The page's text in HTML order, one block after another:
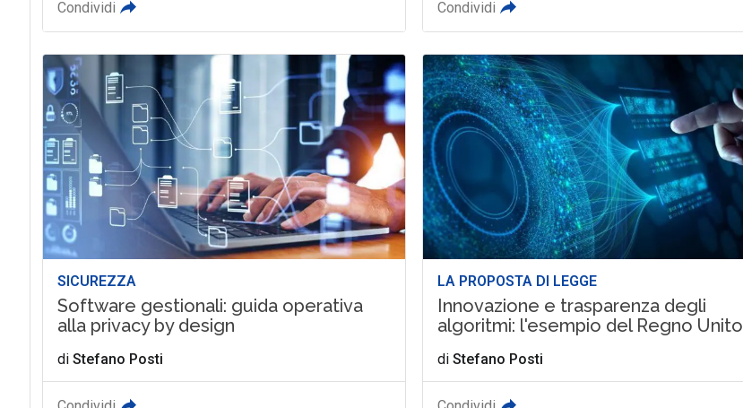
Condividi Condividi
SICUREZZA
Software gestionali: guida operativa
alla privacy by design
di Stefano Posti
LA PROPOSTA DI LEGGE
Innovazione e trasparenza degli
algoritmi: l'esempio del Regno Unito
diStefano Posti